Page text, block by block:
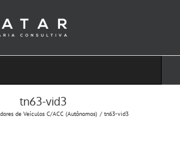
tn63-vid3
de Veículos C/ACC (Autônomos) tn63-vid3